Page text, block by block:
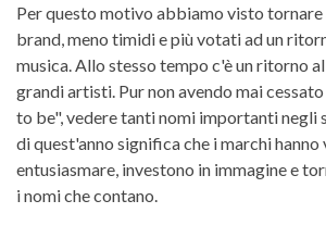
Per questo motivo abbiamo visto
brand, meno timidi e più votati ad un
musica. Allo stesso tempo c'è un ritorno
grandi artisti. Pur non avendo mai
to be", vedere tanti nomi importanti negli
di quest'anno significa che i marchi hanno
entusiasmare, investono in immagine e
i nomi che contano.